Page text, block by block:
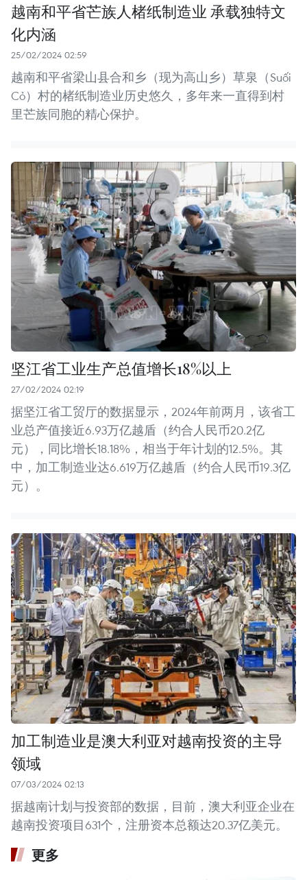
越南和平省芒族人楮纸制造业 承载独特文
化内涵
25/02/2024 02:59
越南和平省梁山县合和乡（现为高山乡）草泉（Suối
Cỏ）村的楮纸制造业历史悠久，多年来一直得到村
里芒族同胞的精心保护。
坚江省工业生产总值增长18%以上
27/02/2024 02:19
据坚江省工贸厅的数据显示，2024年前两月，该省工
业总产值接近6.93万亿越盾（约合人民币20.2亿
元），同比增长18.18%，相当于年计划的12.5%。其
中，加工制造业达6.619万亿越盾（约合人民币19.3亿
元）。
加工制造业是澳大利亚对越南投资的主导
领域
07/03/2024 02:13
据越南计划与投资部的数据，目前，澳大利亚企业在
越南投资项目631个，注册资本总额达20.37亿美元。
更多